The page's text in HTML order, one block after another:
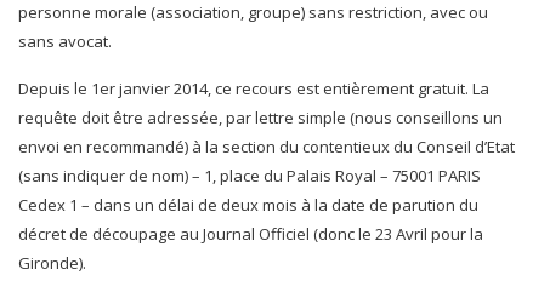
personne morale (association, groupe) sans restriction, avec ou
sans avocat.
Depuis le 1er janvier 2014, ce recours est entièrement gratuit. La
requête doit être adressée, par lettre simple (nous conseillons un
envoi en recommandé) à la section du contentieux du Conseil d’Etat
(sans indiquer de nom) – 1, place du Palais Royal – 75001 PARIS
Cedex 1 – dans un délai de deux mois à la date de parution du
décret de découpage au Journal Officiel (donc le 23 Avril pour la
Gironde).